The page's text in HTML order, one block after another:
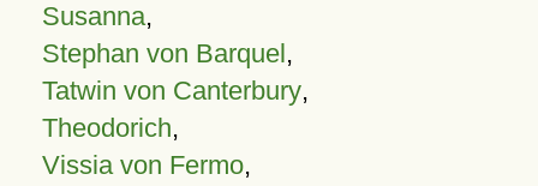
Susanna,
Stephan von Barquel,
Tatwin von Canterbury,
Theodorich,
Vissia von Fermo,